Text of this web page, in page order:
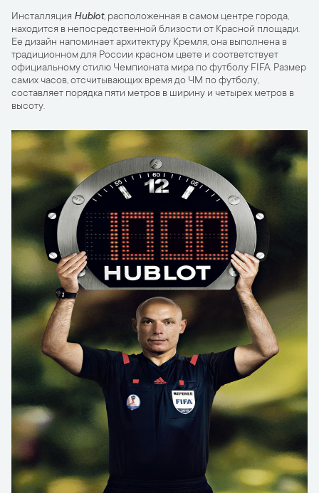
Инсталляция Hublot, расположенная в самом центре города,
находится в непосредственной близости от Красной площади.
Ее дизайн напоминает архитектуру Кремля, она выполнена в
традиционном для России красном цвете и соответствует
официальному стилю Чемпионата мира по футболу FIFA. Размер
самих часов, отсчитывающих время до ЧМ по футболу,
составляет порядка пяти метров в ширину и четырех метров в
высоту.